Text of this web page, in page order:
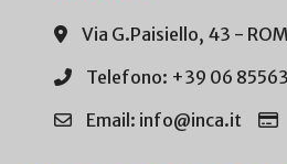
Via G.Paisiello, 43 -
Telefono: +39 06
Email: info@inca.it